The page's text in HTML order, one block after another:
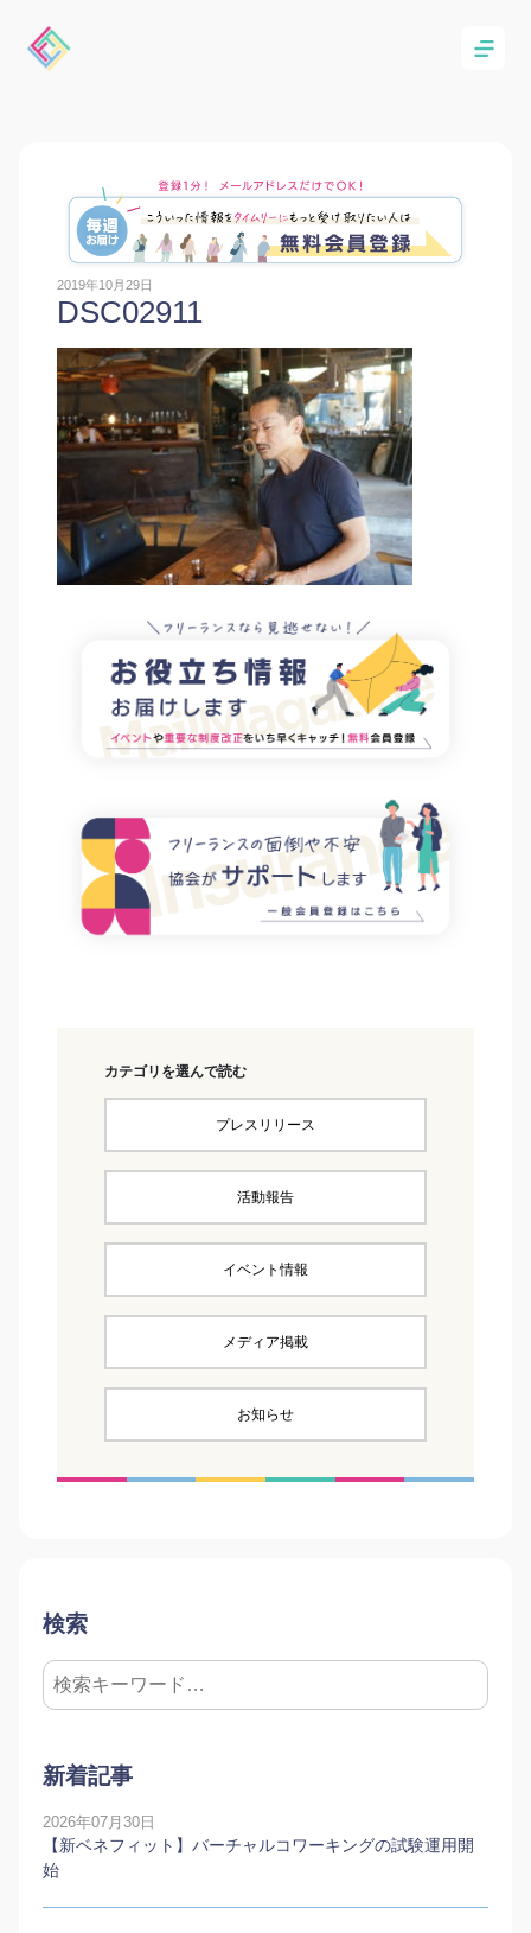
2019年10月29日
DSC02911
カテゴリを選んで読む
プレスリリース
活動報告
イベント情報
メディア掲載
お知らせ
検索
新着記事
2026年07月30日
【新ベネフィット】バーチャルコワーキングの試験運用開
始